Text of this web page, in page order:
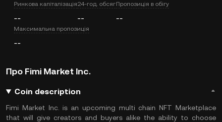
Ринкова капіталізація
--
24-год. обсяг
--
Пропозиція в обігу
--
Максимальна пропозиція
--
Про Fimi Market Inc.
Coin description
Fimi Market Inc. is an upcoming multi chain NFT Marketplace
that will give creators and buyers alike the ability to choose